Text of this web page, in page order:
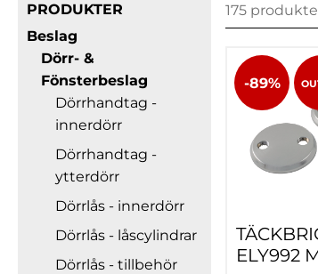
PRODUKTER
Beslag
Dörr- &
Fönsterbeslag
Dörrhandtag -
innerdörr
Dörrhandtag -
ytterdörr
Dörrlås - innerdörr
Dörrlås - låscylindrar
Dörrlås - tillbehör
175
-89%
ELY992